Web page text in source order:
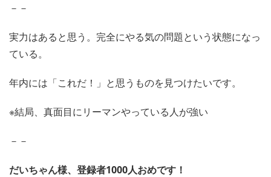
－－
実力はあると思う。完全にやる気の問題という状態になっ
ている。
年内には「これだ！」と思うものを見つけたいです。
※結局、真面目にリーマンやっている人が強い
－－
だいちゃん様、登録者1000人おめです！